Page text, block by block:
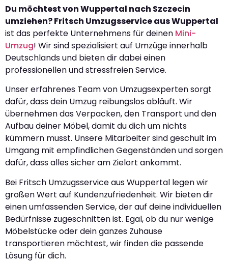
Du möchtest von Wuppertal nach Szczecin
umziehen? Fritsch Umzugsservice aus Wuppertal
ist das perfekte Unternehmens für deinen Mini-
Umzug! Wir sind spezialisiert auf Umzüge innerhalb
Deutschlands und bieten dir dabei einen
professionellen und stressfreien Service.
Unser erfahrenes Team von Umzugsexperten sorgt
dafür, dass dein Umzug reibungslos abläuft. Wir
übernehmen das Verpacken, den Transport und den
Aufbau deiner Möbel, damit du dich um nichts
kümmern musst. Unsere Mitarbeiter sind geschult im
Umgang mit empfindlichen Gegenständen und sorgen
dafür, dass alles sicher am Zielort ankommt.
Bei Fritsch Umzugsservice aus Wuppertal legen wir
großen Wert auf Kundenzufriedenheit. Wir bieten dir
einen umfassenden Service, der auf deine individuellen
Bedürfnisse zugeschnitten ist. Egal, ob du nur wenige
Möbelstücke oder dein ganzes Zuhause
transportieren möchtest, wir finden die passende
Lösung für dich.